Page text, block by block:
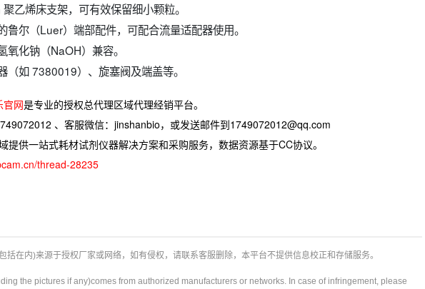
乙烯床支架，可有效保留细小颗粒。
鲁尔（Luer）端部配件，可配合流量适配器使用。
化钠（NaOH）兼容。
（如 7380019）、旋塞阀及端盖等。
官网是专业的授权总代理区域代理经销平台。
、客服微信：jinshanbio，或发送邮件到1749072012@qq.com
供一站式耗材试剂仪器解决方案和采购服务，数据资源基于CC协议。
thread-28235
括在内)来源于授权厂家或网络，如有侵权，请联系客服删除，本平台不提供信息校正和存储服务。
the pictures if any)comes from authorized manufacturers or networks. In case of infringement, please